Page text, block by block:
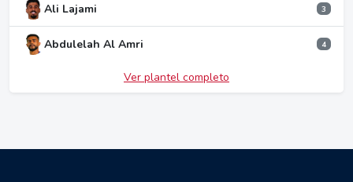
Ali Lajami 3
Abdulelah Al Amri 4
Ver plantel completo